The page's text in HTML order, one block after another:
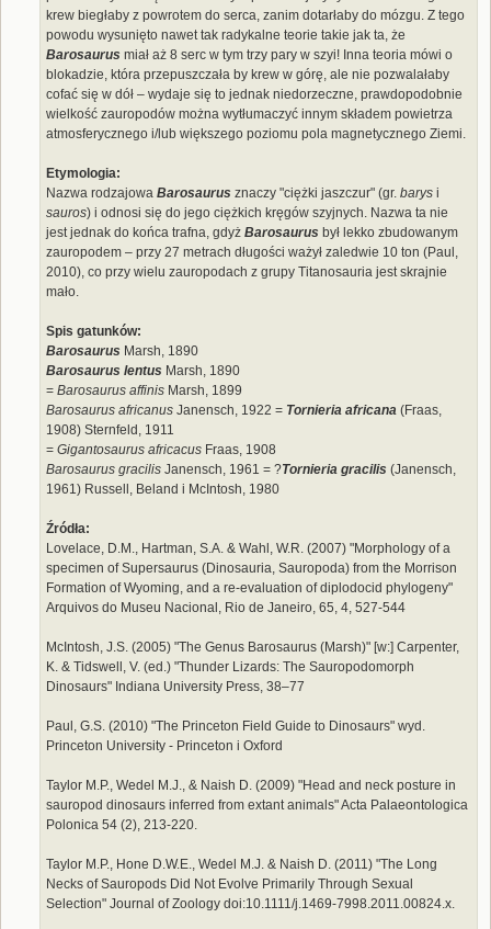
krew biegłaby z powrotem do serca, zanim dotarłaby do mózgu. Z tego
powodu wysunięto nawet tak radykalne teorie takie jak ta, że
Barosaurus miał aż 8 serc w tym trzy pary w szyi! Inna teoria mówi o
blokadzie, która przepuszczała by krew w górę, ale nie pozwalałaby
cofać się w dół – wydaje się to jednak niedorzeczne, prawdopodobnie
wielkość zauropodów można wytłumaczyć innym składem powietrza
atmosferycznego i/lub większego poziomu pola magnetycznego Ziemi.
Etymologia:
Nazwa rodzajowa Barosaurus znaczy "ciężki jaszczur" (gr. barys i
sauros) i odnosi się do jego ciężkich kręgów szyjnych. Nazwa ta nie
jest jednak do końca trafna, gdyż Barosaurus był lekko zbudowanym
zauropodem – przy 27 metrach długości ważył zaledwie 10 ton (Paul,
2010), co przy wielu zauropodach z grupy Titanosauria jest skrajnie
mało.
Spis gatunków:
Barosaurus Marsh, 1890
Barosaurus lentus Marsh, 1890
= Barosaurus affinis Marsh, 1899
Barosaurus africanus Janensch, 1922 = Tornieria africana (Fraas,
1908) Sternfeld, 1911
= Gigantosaurus africacus Fraas, 1908
Barosaurus gracilis Janensch, 1961 = ?Tornieria gracilis (Janensch,
1961) Russell, Beland i McIntosh, 1980
Źródła:
Lovelace, D.M., Hartman, S.A. & Wahl, W.R. (2007) "Morphology of a
specimen of Supersaurus (Dinosauria, Sauropoda) from the Morrison
Formation of Wyoming, and a re-evaluation of diplodocid phylogeny"
Arquivos do Museu Nacional, Rio de Janeiro, 65, 4, 527-544
McIntosh, J.S. (2005) "The Genus Barosaurus (Marsh)" [w:] Carpenter,
K. & Tidswell, V. (ed.) "Thunder Lizards: The Sauropodomorph
Dinosaurs" Indiana University Press, 38–77
Paul, G.S. (2010) "The Princeton Field Guide to Dinosaurs" wyd.
Princeton University - Princeton i Oxford
Taylor M.P., Wedel M.J., & Naish D. (2009) "Head and neck posture in
sauropod dinosaurs inferred from extant animals" Acta Palaeontologica
Polonica 54 (2), 213-220.
Taylor M.P., Hone D.W.E., Wedel M.J. & Naish D. (2011) "The Long
Necks of Sauropods Did Not Evolve Primarily Through Sexual
Selection" Journal of Zoology doi:10.1111/j.1469-7998.2011.00824.x.